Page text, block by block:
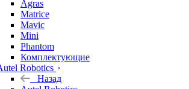
Agras
Matrice
Mavic
Mini
Phantom
Комплектующие
Robotics
Назад